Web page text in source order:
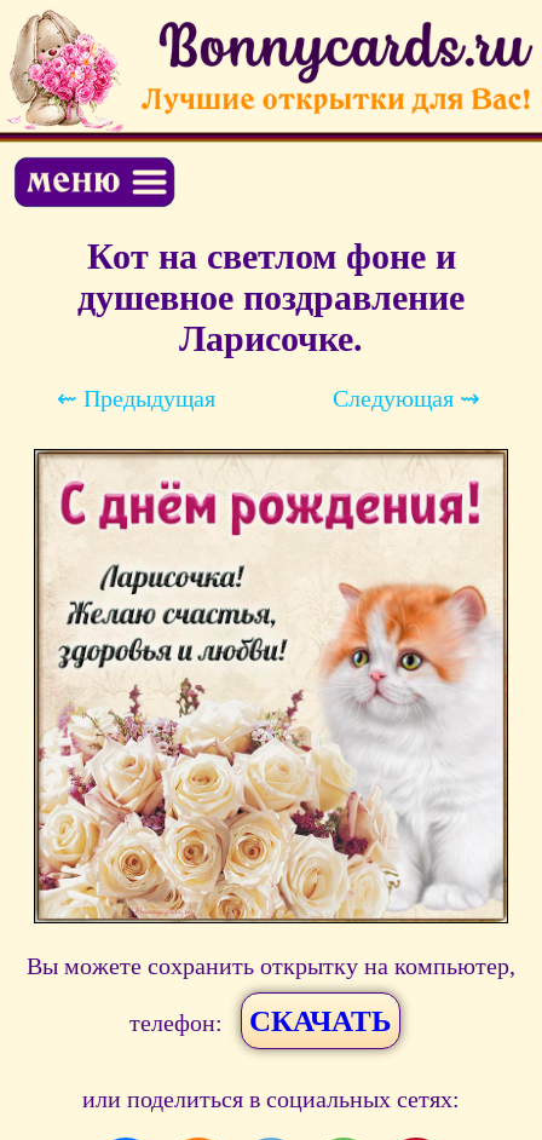
Кот на светлом фоне и
душевное поздравление
Ларисочке.
⇜ Предыдущая Следующая ⇝
Вы можете сохранить открытку на компьютер,
телефон: СКАЧАТЬ
или поделиться в социальных сетях: